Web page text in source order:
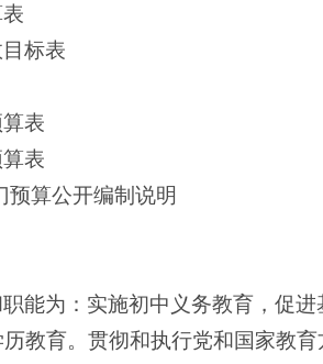
标表
表
表
算公开编制说明
能为：实施初中义务教育，促
教育。贯彻和执行党和国家教